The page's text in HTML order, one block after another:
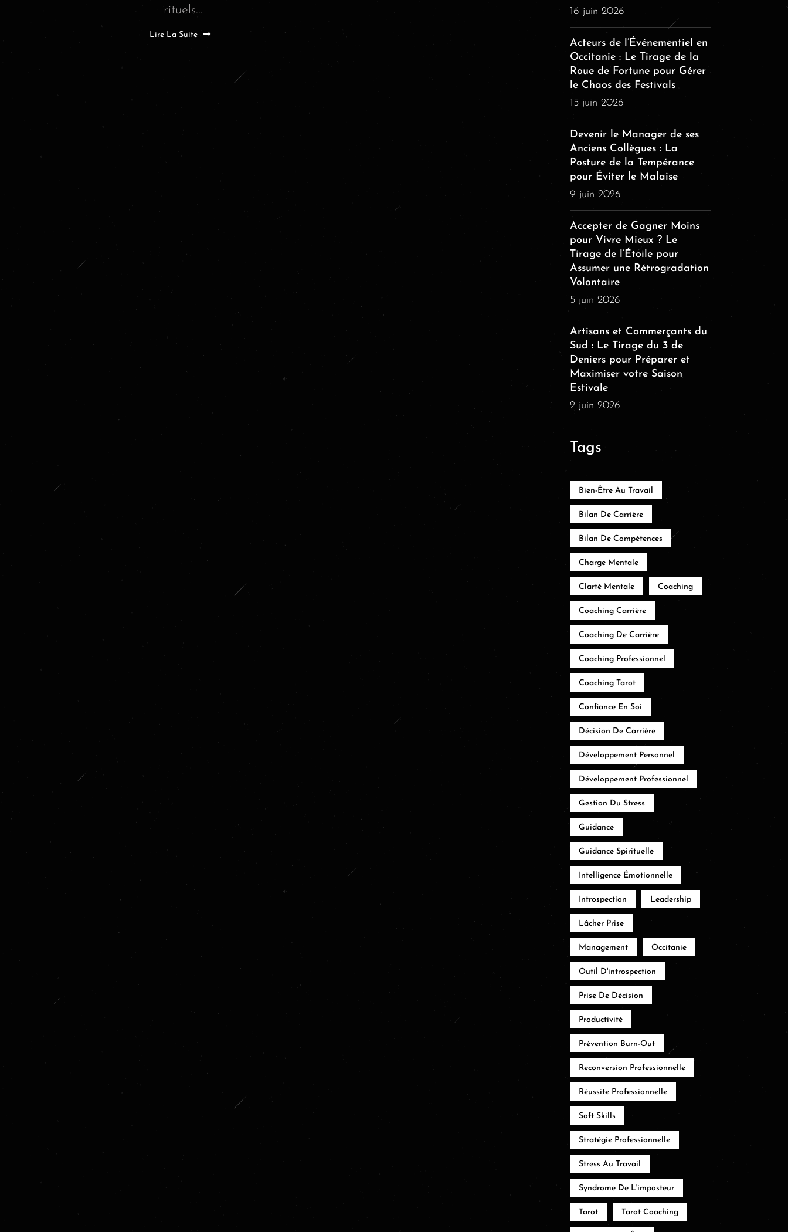
rituels...
Lire La Suite
16 juin 2026
Acteurs de l’Événementiel en
Occitanie : Le Tirage de la
Roue de Fortune pour Gérer
le Chaos des Festivals
15 juin 2026
Devenir le Manager de ses
Anciens Collègues : La
Posture de la Tempérance
pour Éviter le Malaise
9 juin 2026
Accepter de Gagner Moins
pour Vivre Mieux ? Le
Tirage de l’Étoile pour
Assumer une Rétrogradation
Volontaire
5 juin 2026
Artisans et Commerçants du
Sud : Le Tirage du 3 de
Deniers pour Préparer et
Maximiser votre Saison
Estivale
2 juin 2026
Tags
Bien-Être Au Travail
Bilan De Carrière
Bilan De Compétences
Charge Mentale
Clarté Mentale Coaching
Coaching Carrière
Coaching De Carrière
Coaching Professionnel
Coaching Tarot
Confiance En Soi
Décision De Carrière
Développement Personnel
Développement Professionnel
Gestion Du Stress
Guidance
Guidance Spirituelle
Intelligence Émotionnelle
Introspection Leadership
Lâcher Prise
Management Occitanie
Outil D'introspection
Prise De Décision
Productivité
Prévention Burn-Out
Reconversion Professionnelle
Réussite Professionnelle
Soft Skills
Stratégie Professionnelle
Stress Au Travail
Syndrome De L'imposteur
Tarot Tarot Coaching